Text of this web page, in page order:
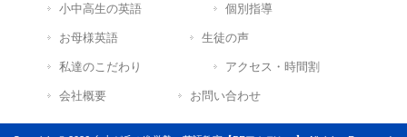
小中高生の英語 個別指導
お母様英語 生徒の声
私達のこだわり アクセス・時間割
会社概要 お問い合わせ